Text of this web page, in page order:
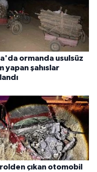
ormanda usulsüz
yapan şahıslar
çıkan otomobil